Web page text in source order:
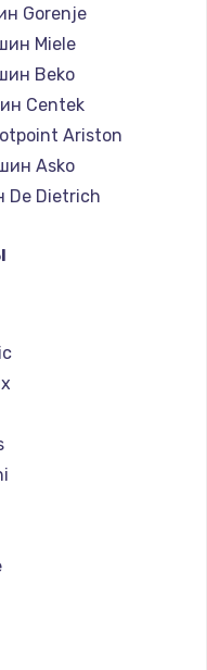
Gorenje
Miele
Beko
Centek
Ariston
Asko
De Dietrich
Ascaso
Olympia
Saeco
La Cimbali
WMF
Nivona
Astoria
JVC
Ariston
Grundig
MOZZAFIATO
Vivitek
Thomson